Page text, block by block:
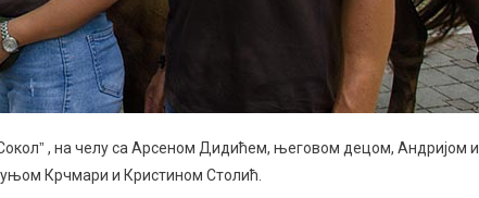
, на челу са Арсеном Дидићем, његовом децом, Андријом и
Крчмари и Кристином Столић.